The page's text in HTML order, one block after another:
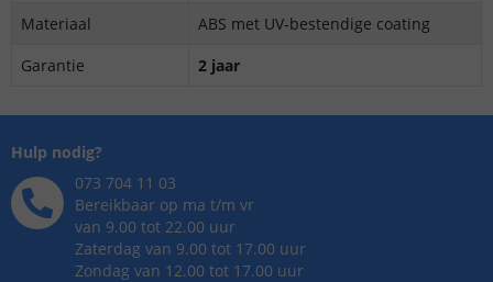
Materiaal
ABS met UV-bestendige coating
Garantie
2 jaar
Hulp nodig?
073 704 11 03
Bereikbaar op ma t/m vr
van 9.00 tot 22.00 uur
Zaterdag van 9.00 tot 17.00 uur
Zondag van 12.00 tot 17.00 uur